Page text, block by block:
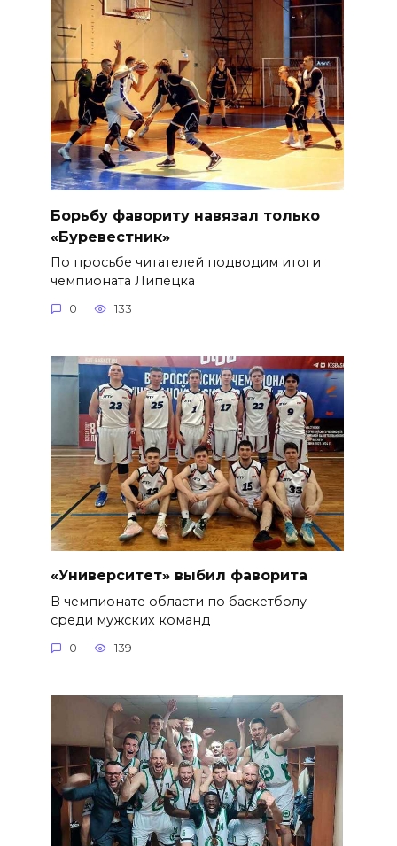
Борьбу фавориту навязал только
«Буревестник»
По просьбе читателей подводим итоги
чемпионата Липецка
0 133
«Университет» выбил фаворита
В чемпионате области по баскетболу
среди мужских команд
0 139